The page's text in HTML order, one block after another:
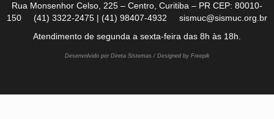
Rua Monsenhor Celso, 225 – Centro, Curitiba – PR CEP: 80010-
150 (41) 3322-2475 | (41) 98407-4932 sismuc@sismuc.org.br
Atendimento de segunda a sexta-feira das 8h às 18h.
Desenvolvido por Direta Sistemas / Designed by Freepik